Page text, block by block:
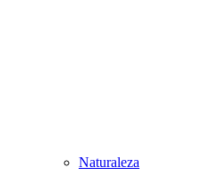
Naturaleza